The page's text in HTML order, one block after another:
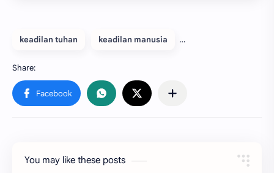
keadilan tuhan keadilan manusia
You may like these posts